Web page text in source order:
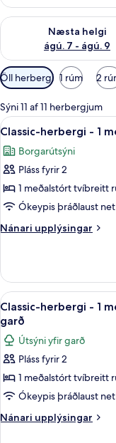
Næsta helgi
ágú. 7 - ágú. 9
Athuga framboð
Síur
í
boði
fyrir
herbergi
Öll herbergi 1 rúm 2
Sýni 11 af 11 herbergjum
Skoða
allar
myndir
fyrir
Classic-
herbergi
-
1
tvíbreitt
rúm
-
borgarsýn
6
Classic-herbergi - 1
Borgarútsýni
Pláss fyrir 2
1 meðalstórt tvíbreitt
Ókeypis þráðlaust net
Nánari upplýsingar
Nánari
herbergi
1
meðalstórt
tvíbreitt
rúm
borgarsýn
Skoða
allar
myndir
fyrir
Classic-
herbergi
-
1
7
Classic-herbergi - 1
garð
Útsýni yfir garð
Pláss fyrir 2
1 meðalstórt tvíbreitt
Ókeypis þráðlaust net
Nánari upplýsingar
Nánari